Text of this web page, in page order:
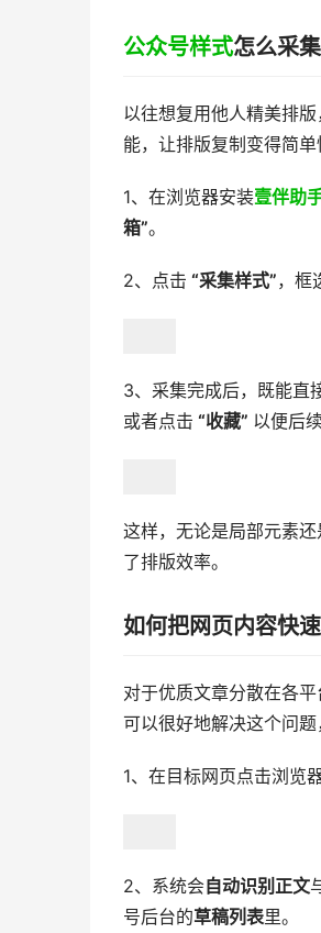
公众号样式怎么采集
以往想复用他人精美排
能，让排版复制变得简单
1、在浏览器安装壹伴助
箱”。
2、点击 “采集样式”，框
3、采集完成后，既能直
或者点击 “收藏” 以便后
这样，无论是局部元素
了排版效率。
如何把网页内容快
对于优质文章分散在各
可以很好地解决这个问
1、在目标网页点击浏览
2、系统会自动识别正文
号后台的草稿列表里。